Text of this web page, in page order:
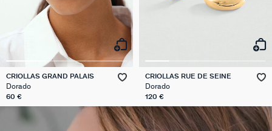
CRIOLLAS GRAND PALAIS
Dorado
60 €
CRIOLLAS RUE DE SEINE
Dorado
120 €